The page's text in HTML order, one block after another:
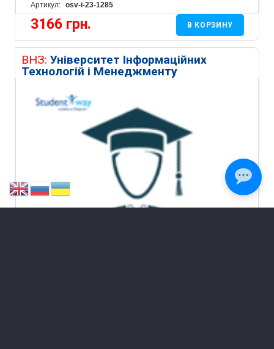
Артикул: osv-i-23-1285
3166 грн. В КОРЗИНУ
ВНЗ: Університет Інформаційних
Технологій і Менеджменту